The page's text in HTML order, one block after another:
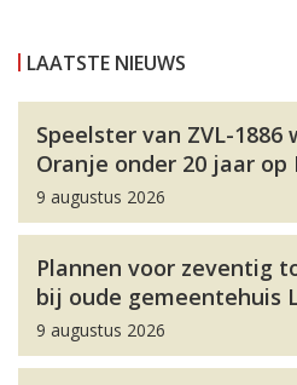
LAATSTE NIEUWS
Speelster van ZVL-
Oranje onder 20 jaar op
9 augustus 2026
Plannen voor zeventig
bij oude gemeentehuis
9 augustus 2026